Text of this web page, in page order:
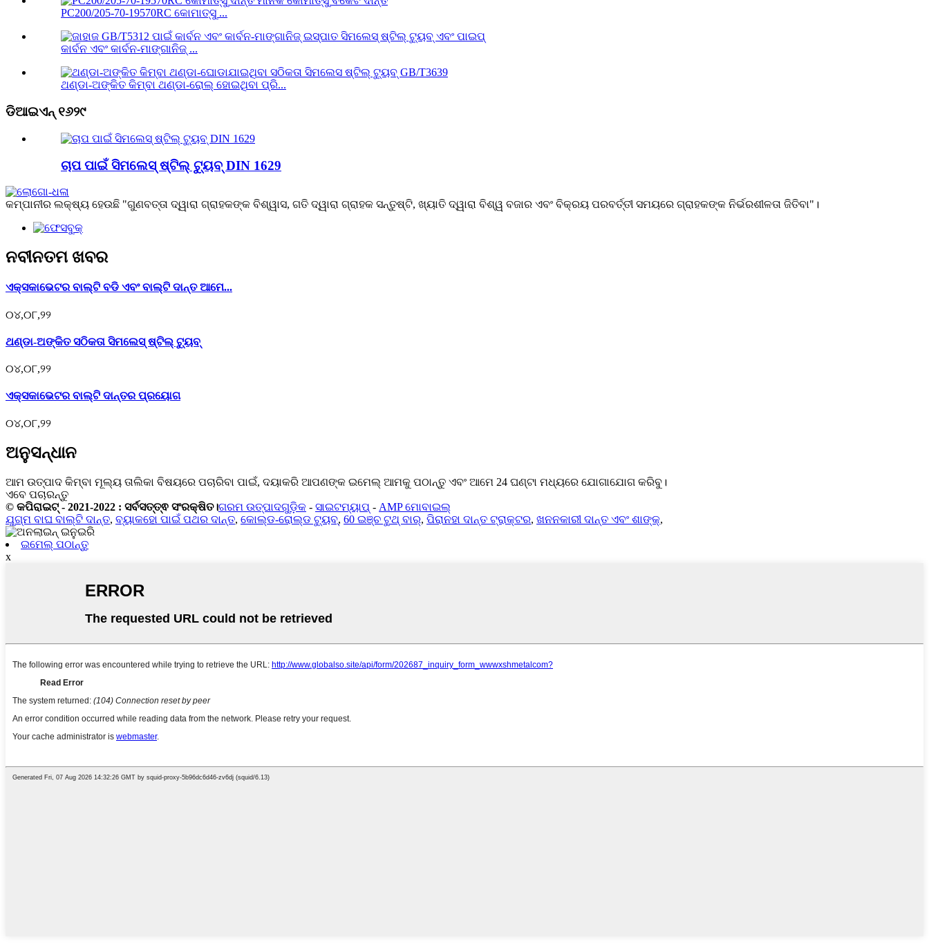
PC200/205-70-19570RC କୋମାତ୍ସୁ ...
କାର୍ବନ ଏବଂ କାର୍ବନ-ମାଙ୍ଗାନିଜ୍ ...
ଥଣ୍ଡା-ଅଙ୍କିତ କିମ୍ବା ଥଣ୍ଡା-ରୋଲ୍ ହୋଇଥିବା ପ୍ରି...
ଡିଆଇଏନ୍ ୧୬୨୯
ଚାପ ପାଇଁ ସିମଲେସ୍ ଷ୍ଟିଲ୍ ଟ୍ୟୁବ୍ DIN 1629
କମ୍ପାନୀର ଲକ୍ଷ୍ୟ ହେଉଛି "ଗୁଣବତ୍ତା ଦ୍ୱାରା ଗ୍ରାହକଙ୍କ ବିଶ୍ୱାସ, ଗତି ଦ୍ୱାରା ଗ୍ରାହକ ସନ୍ତୁଷ୍ଟି, ଖ୍ୟାତି ଦ୍ୱାରା ବିଶ୍ୱ ବଜାର ଏବଂ ବିକ୍ରୟ ପରବର୍ତ୍ତୀ ସମୟରେ ଗ୍ରାହକଙ୍କ ନିର୍ଭରଶୀଳତା ଜିତିବା"।
ନବୀନତମ ଖବର
ଏକ୍ସକାଭେଟର ବାଲ୍ଟି ବଡି ଏବଂ ବାଲ୍ଟି ଦାନ୍ତ ଆମେ...
୦୪,୦୮,୨୨
ଥଣ୍ଡା-ଅଙ୍କିତ ସଠିକତା ସିମଲେସ୍ ଷ୍ଟିଲ୍ ଟ୍ୟୁବ୍
୦୪,୦୮,୨୨
ଏକ୍ସକାଭେଟର ବାଲ୍ଟି ଦାନ୍ତର ପ୍ରୟୋଗ
୦୪,୦୮,୨୨
ଅନୁସନ୍ଧାନ
ଆମ ଉତ୍ପାଦ କିମ୍ବା ମୂଲ୍ୟ ତାଲିକା ବିଷୟରେ ପଚାରିବା ପାଇଁ, ଦୟାକରି ଆପଣଙ୍କ ଇମେଲ୍ ଆମକୁ ପଠାନ୍ତୁ ଏବଂ ଆମେ 24 ଘଣ୍ଟା ମଧ୍ୟରେ ଯୋଗାଯୋଗ କରିବୁ।
ଏବେ ପଚାରନ୍ତୁ
© କପିରାଇଟ୍ - 2021-2022 : ସର୍ବସତ୍ତ୍ଵ ସଂରକ୍ଷିତ।ଗରମ ଉତ୍ପାଦଗୁଡ଼ିକ - ସାଇଟମ୍ୟାପ୍ - AMP ମୋବାଇଲ୍
ଯୁଗ୍ମ ବାଘ ବାଲ୍ଟି ଦାନ୍ତ, ବ୍ୟାକହୋ ପାଇଁ ପଥର ଦାନ୍ତ, କୋଲ୍ଡ-ରୋଲ୍ଡ ଟ୍ୟୁବ୍, 60 ଇଞ୍ଚ ଟୁଥ୍ ବାର୍, ପିରାନହା ଦାନ୍ତ ଟ୍ରାକ୍ଟର, ଖନନକାରୀ ଦାନ୍ତ ଏବଂ ଶାଙ୍କ୍,
ଇମେଲ୍ ପଠାନ୍ତୁ
x